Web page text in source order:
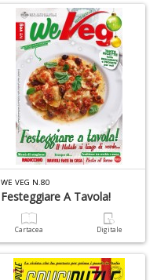
WE VEG N.80
Festeggiare A Tavola!
Cartacea Digitale